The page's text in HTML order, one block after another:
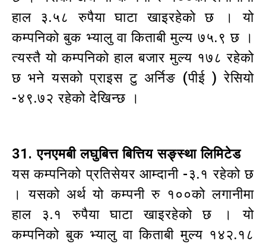
हाल ३.५८ रुपैया घाटा खाइरहेको छ । यो
कम्पनिको बुक भ्यालु वा किताबी मुल्य ७५.९ छ ।
त्यस्तै यो कम्पनिको हाल बजार मुल्य १७८ रहेको
छ भने यसको प्राइस टु अर्निङ (पीई ) रेसियो
-४९.७२ रहेको देखिन्छ ।
31. एनएमबी लघुबित्त बित्तिय सङ्स्था लिमिटेड
यस कम्पनिको प्रतिसेयर आम्दानी -३.१ रहेको छ
। यसको अर्थ यो कम्पनी रु १००को लगानीमा
हाल ३.१ रुपैया घाटा खाइरहेको छ । यो
कम्पनिको बुक भ्यालु वा किताबी मुल्य १४२.१८